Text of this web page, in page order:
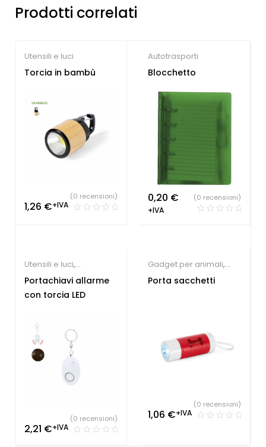
Prodotti correlati
Utensili e luci
Torcia in bambù
1,26 €+IVA
(0 recensioni)
Autotrasporti
Blocchetto
0,20 €
+IVA
(0 recensioni)
Utensili e luci,
Portachiavi
personalizzati
Portachiavi allarme
con torcia LED
2,21 €+IVA
(0 recensioni)
Gadget per animali,
Utensili e luci
Porta sacchetti
1,06 €+IVA
(0 recensioni)